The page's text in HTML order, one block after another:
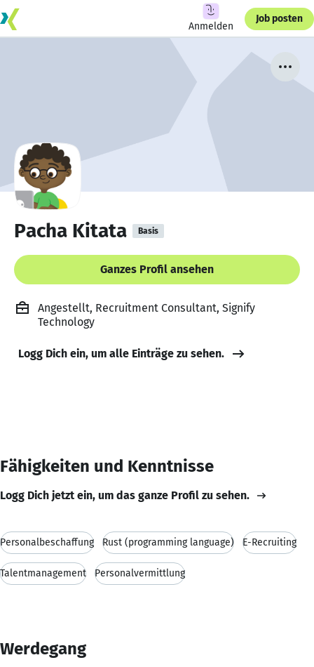
Anmelden
Job posten
Pacha Kitata Basis
Ganzes Profil ansehen
Angestellt, Recruitment Consultant, Signify
Technology
Logg Dich ein, um alle Einträge zu sehen.
Fähigkeiten und Kenntnisse
Logg Dich jetzt ein, um das ganze Profil zu sehen.
Personalbeschaffung Rust (programming language) E-Recruiting
Talentmanagement Personalvermittlung
Werdegang